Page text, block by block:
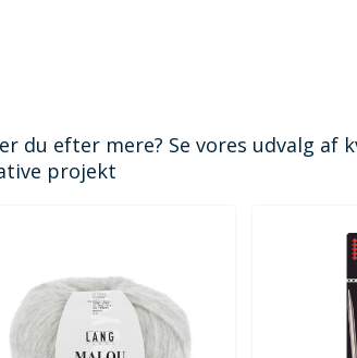
du efter mere? Se vores udvalg
projekt